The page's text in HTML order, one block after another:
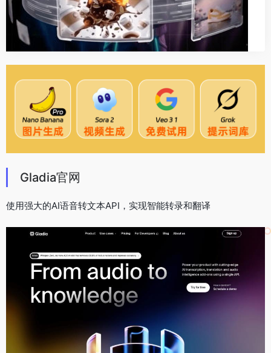
Gladia官网
使用强大的AI语音转文本API，实现智能转录和翻译